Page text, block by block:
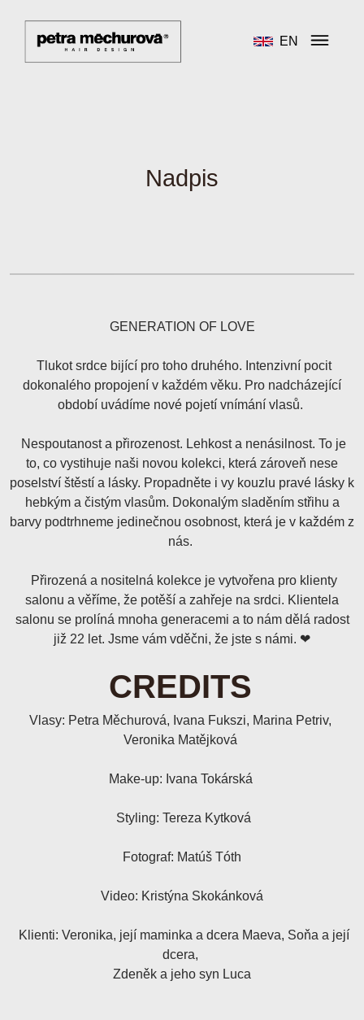
EN
Nadpis
GENERATION OF LOVE
Tlukot srdce bijící pro toho druhého. Intenzivní pocit
dokonalého propojení v každém věku. Pro nadcházející
období uvádíme nové pojetí vnímání vlasů.
Nespoutanost a přirozenost. Lehkost a nenásilnost. To je
to, co vystihuje naši novou kolekci, která zároveň nese
poselství štěstí a lásky. Propadněte i vy kouzlu pravé lásky k
hebkým a čistým vlasům. Dokonalým sladěním střihu a
barvy podtrhneme jedinečnou osobnost, která je v každém z
nás.
Přirozená a nositelná kolekce je vytvořena pro klienty
salonu a věříme, že potěší a zahřeje na srdci. Klientela
salonu se prolíná mnoha generacemi a to nám dělá radost
již 22 let. Jsme vám vděčni, že jste s námi. ❤
CREDITS
Vlasy: Petra Měchurová, Ivana Fukszi, Marina Petriv,
Veronika Matějková
Make-up: Ivana Tokárská
Styling: Tereza Kytková
Fotograf: Matúš Tóth
Video: Kristýna Skokánková
Klienti: Veronika, její maminka a dcera Maeva, Soňa a její
dcera,
Zdeněk a jeho syn Luca